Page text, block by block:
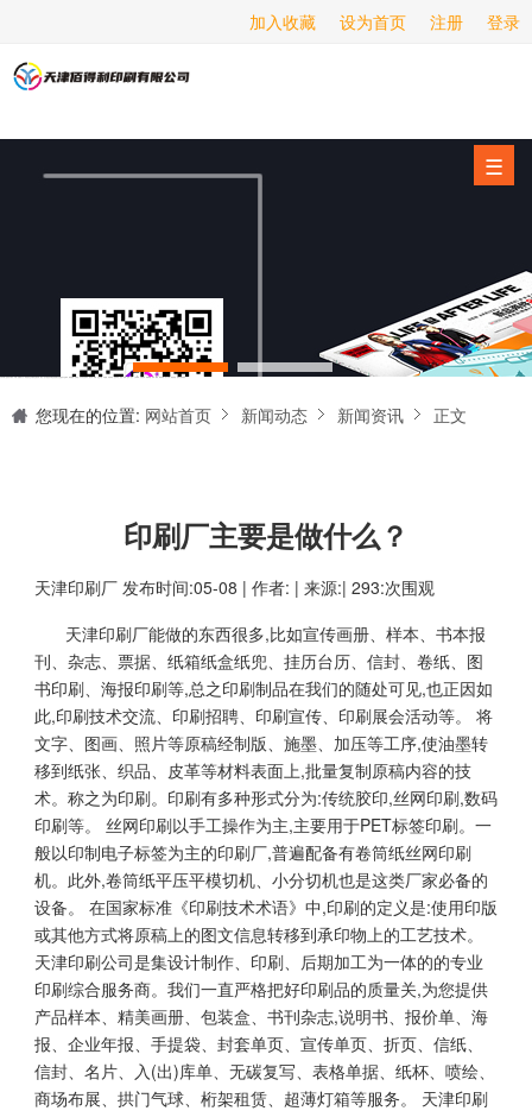
登录
注册
设为首页
加入收藏
☰
海报印刷
服务项目
新闻动态
关于我们
联系我们
您现在的位置: 网站首页 新闻动态 新闻资讯 正文
印刷厂主要是做什么？
天津印刷厂 发布时间:05-08 | 作者: | 来源:| 293:次围观
天津印刷厂能做的东西很多,比如宣传画册、样本、书本报
刊、杂志、票据、纸箱纸盒纸兜、挂历台历、信封、卷纸、图
书印刷、海报印刷等,总之印刷制品在我们的随处可见,也正因如
此,印刷技术交流、印刷招聘、印刷宣传、印刷展会活动等。 将
文字、图画、照片等原稿经制版、施墨、加压等工序,使油墨转
移到纸张、织品、皮革等材料表面上,批量复制原稿内容的技
术。称之为印刷。印刷有多种形式分为:传统胶印,丝网印刷,数码
印刷等。 丝网印刷以手工操作为主,主要用于PET标签印刷。一
般以印制电子标签为主的印刷厂,普遍配备有卷筒纸丝网印刷
机。此外,卷筒纸平压平模切机、小分切机也是这类厂家必备的
设备。 在国家标准《印刷技术术语》中,印刷的定义是:使用印版
或其他方式将原稿上的图文信息转移到承印物上的工艺技术。
天津印刷公司是集设计制作、印刷、后期加工为一体的的专业
印刷综合服务商。我们一直严格把好印刷品的质量关,为您提供
产品样本、精美画册、包装盒、书刊杂志,说明书、报价单、海
报、企业年报、手提袋、封套单页、宣传单页、折页、信纸、
信封、名片、入(出)库单、无碳复写、表格单据、纸杯、喷绘、
商场布展、拱门气球、桁架租赁、超薄灯箱等服务。 天津印刷